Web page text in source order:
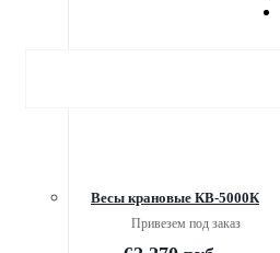
Весы крановые КВ-5000К
Привезем под заказ